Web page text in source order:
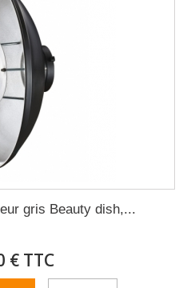
gris Beauty dish,...
€ TTC